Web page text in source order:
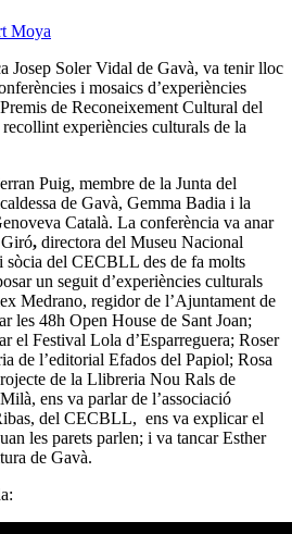
Moya
Soler Vidal de Gavà, va tenir lloc
i mosaics d’experiències
de Reconeixement Cultural del
experiències culturals de la
Puig, membre de la Junta del
de Gavà, Gemma Badia i la
Català. La conferència va anar
, directora del Museu Nacional
sòcia del CECBLL des de fa molts
un seguit d’experiències culturals
Medrano, regidor de l’Ajuntament de
les 48h Open House de Sant Joan;
el Festival Lola d’Esparreguera; Roser
de l’editorial Efados del Papiol; Rosa
de la Llibreria Nou Rals de
ens va parlar de l’associació
del CECBLL, ens va explicar el
les parets parlen; i va tancar Esther
de Gavà.